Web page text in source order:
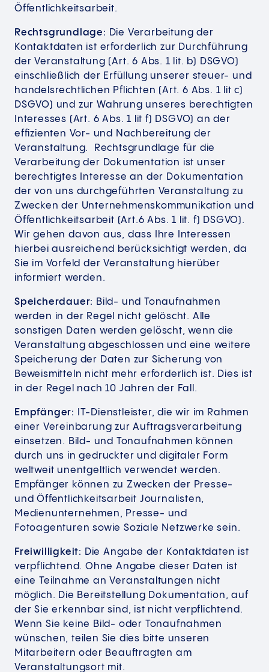
Öffentlichkeitsarbeit.
Rechtsgrundlage: Die Verarbeitung der
Kontaktdaten ist erforderlich zur Durchführung
der Veranstaltung (Art. 6 Abs. 1 lit. b) DSGVO)
einschließlich der Erfüllung unserer steuer- und
handelsrechtlichen Pflichten (Art. 6 Abs. 1 lit c)
DSGVO) und zur Wahrung unseres berechtigten
Interesses (Art. 6 Abs. 1 lit f) DSGVO) an der
effizienten Vor- und Nachbereitung der
Veranstaltung. Rechtsgrundlage für die
Verarbeitung der Dokumentation ist unser
berechtigtes Interesse an der Dokumentation
der von uns durchgeführten Veranstaltung zu
Zwecken der Unternehmenskommunikation und
Öffentlichkeitsarbeit (Art.6 Abs. 1 lit. f) DSGVO).
Wir gehen davon aus, dass Ihre Interessen
hierbei ausreichend berücksichtigt werden, da
Sie im Vorfeld der Veranstaltung hierüber
informiert werden.
Speicherdauer: Bild- und Tonaufnahmen
werden in der Regel nicht gelöscht. Alle
sonstigen Daten werden gelöscht, wenn die
Veranstaltung abgeschlossen und eine weitere
Speicherung der Daten zur Sicherung von
Beweismitteln nicht mehr erforderlich ist. Dies ist
in der Regel nach 10 Jahren der Fall.
Empfänger:
IT-Dienstleister, die wir im Rahmen
einer Vereinbarung zur Auftragsverarbeitung
einsetzen. Bild- und Tonaufnahmen können
durch uns in gedruckter und digitaler Form
weltweit unentgeltlich verwendet werden.
Empfänger können zu Zwecken der Presse-
und Öffentlichkeitsarbeit Journalisten,
Medienunternehmen, Presse- und
Fotoagenturen sowie Soziale Netzwerke sein.
Freiwilligkeit: Die Angabe der Kontaktdaten ist
verpflichtend. Ohne Angabe dieser Daten ist
eine Teilnahme an Veranstaltungen nicht
möglich. Die Bereitstellung Dokumentation, auf
der Sie erkennbar sind, ist nicht verpflichtend.
Wenn Sie keine Bild- oder Tonaufnahmen
wünschen, teilen Sie dies bitte unseren
Mitarbeitern oder Beauftragten am
Veranstaltungsort mit.